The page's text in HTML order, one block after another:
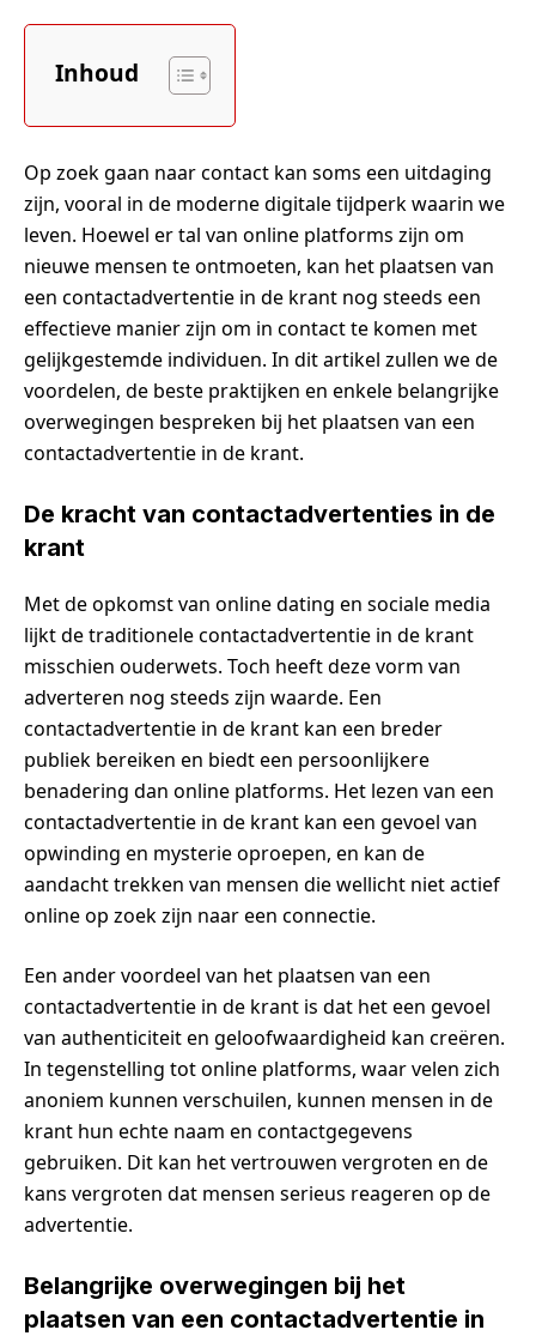
Inhoud
Op zoek gaan naar contact kan soms een uitdaging
zijn, vooral in de moderne digitale tijdperk waarin we
leven. Hoewel er tal van online platforms zijn om
nieuwe mensen te ontmoeten, kan het plaatsen van
een contactadvertentie in de krant nog steeds een
effectieve manier zijn om in contact te komen met
gelijkgestemde individuen. In dit artikel zullen we de
voordelen, de beste praktijken en enkele belangrijke
overwegingen bespreken bij het plaatsen van een
contactadvertentie in de krant.
De kracht van contactadvertenties in de
krant
Met de opkomst van online dating en sociale media
lijkt de traditionele contactadvertentie in de krant
misschien ouderwets. Toch heeft deze vorm van
adverteren nog steeds zijn waarde. Een
contactadvertentie in de krant kan een breder
publiek bereiken en biedt een persoonlijkere
benadering dan online platforms. Het lezen van een
contactadvertentie in de krant kan een gevoel van
opwinding en mysterie oproepen, en kan de
aandacht trekken van mensen die wellicht niet actief
online op zoek zijn naar een connectie.
Een ander voordeel van het plaatsen van een
contactadvertentie in de krant is dat het een gevoel
van authenticiteit en geloofwaardigheid kan creëren.
In tegenstelling tot online platforms, waar velen zich
anoniem kunnen verschuilen, kunnen mensen in de
krant hun echte naam en contactgegevens
gebruiken. Dit kan het vertrouwen vergroten en de
kans vergroten dat mensen serieus reageren op de
advertentie.
Belangrijke overwegingen bij het
plaatsen van een contactadvertentie in